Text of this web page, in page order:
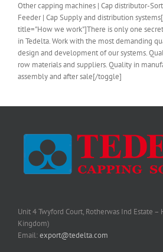
Other capping machines | Cap distributor-
Feeder | Cap Supply and distribution
title="How we work"]There is only one
in Tedelta. Work with the most demanding
design and development of our systems.
row materials and suppliers. Quality in
assembly and after sale[/toggle]
Unit 4 Twyford Court, Rotherwas Ind Estate
Kingdom)
Email:export@tedelta.com